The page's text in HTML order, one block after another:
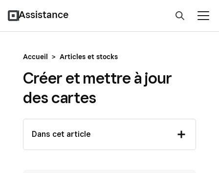
Assistance
Accueil > Articles et stocks
Créer et mettre à jour
des cartes
Dans cet article